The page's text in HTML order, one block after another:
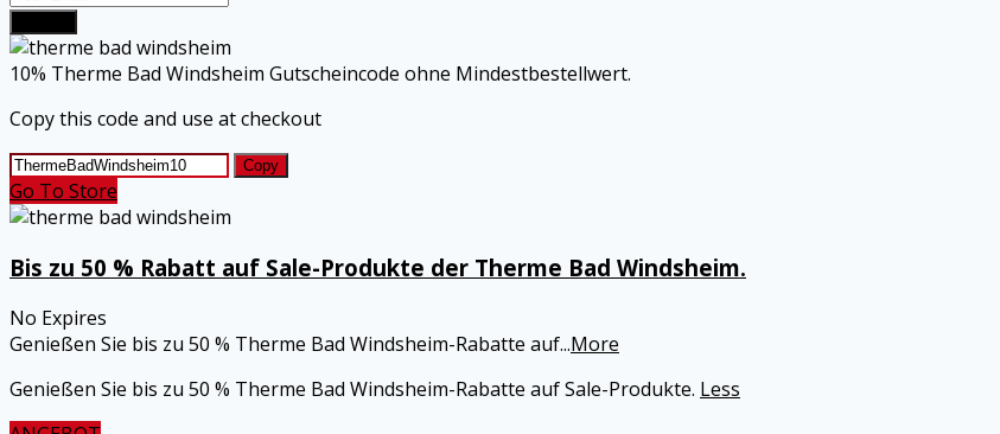
10% Therme Bad Windsheim Gutscheincode ohne Mindestbestellwert.
Copy this code and use at checkout
Copy
Go To Store
Bis zu 50 % Rabatt auf Sale-Produkte der Therme Bad Windsheim.
No Expires
Genießen Sie bis zu 50 % Therme Bad Windsheim-Rabatte auf...More
Genießen Sie bis zu 50 % Therme Bad Windsheim-Rabatte auf Sale-Produkte. Less